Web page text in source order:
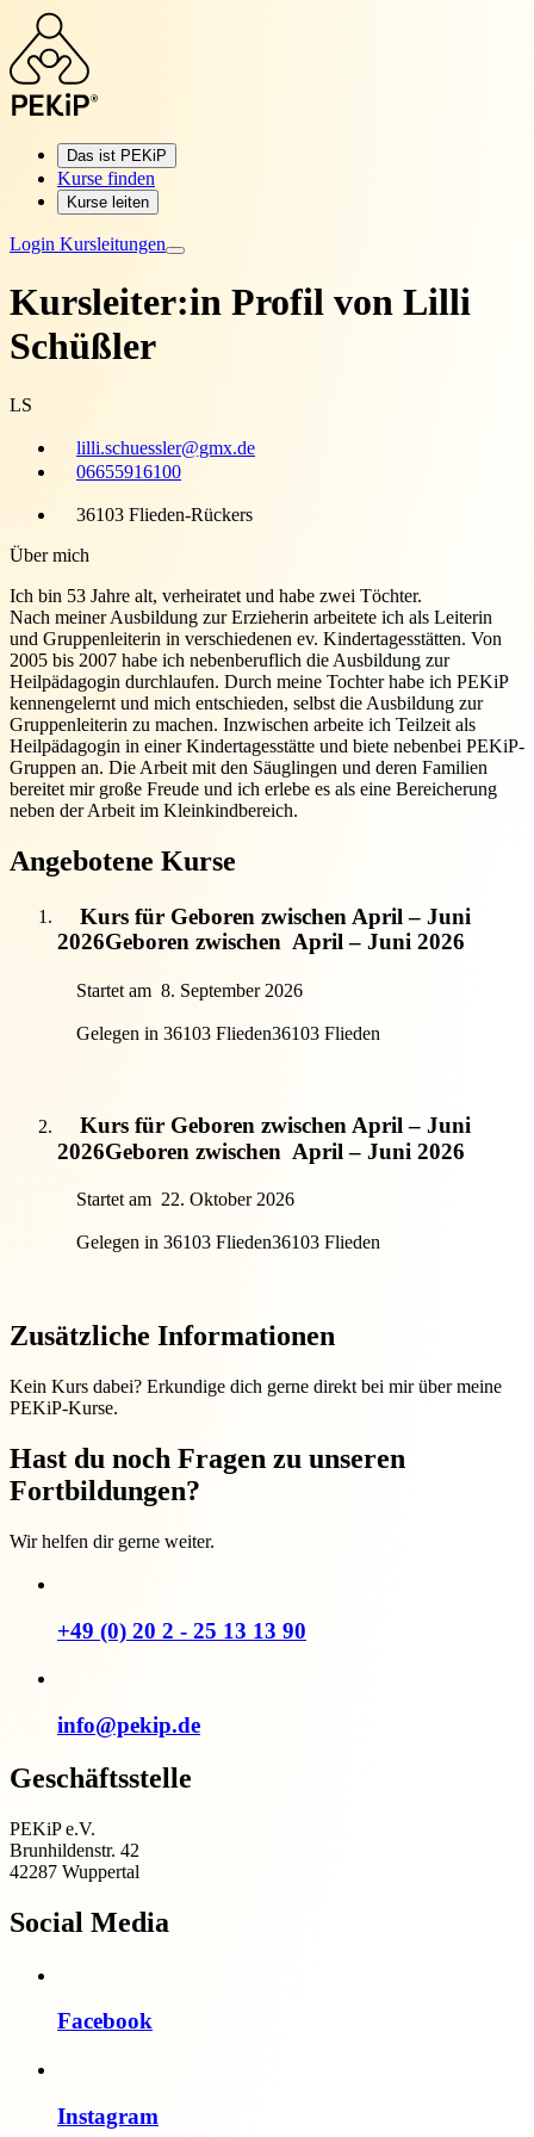
Das ist PEKiP
Kurse finden
Kurse leiten
Login Kursleitungen
Kursleiter:in Profil von Lilli
Schüßler
LS
lilli.schuessler@gmx.de
06655916100
36103 Flieden-Rückers
Über mich
Ich bin 53 Jahre alt, verheiratet und habe zwei Töchter.
Nach meiner Ausbildung zur Erzieherin arbeitete ich als Leiterin
und Gruppenleiterin in verschiedenen ev. Kindertagesstätten. Von
2005 bis 2007 habe ich nebenberuflich die Ausbildung zur
Heilpädagogin durchlaufen. Durch meine Tochter habe ich PEKiP
kennengelernt und mich entschieden, selbst die Ausbildung zur
Gruppenleiterin zu machen. Inzwischen arbeite ich Teilzeit als
Heilpädagogin in einer Kindertagesstätte und biete nebenbei PEKiP-
Gruppen an. Die Arbeit mit den Säuglingen und deren Familien
bereitet mir große Freude und ich erlebe es als eine Bereicherung
neben der Arbeit im Kleinkindbereich.
Angebotene Kurse
Kurs für Geboren zwischen April – Juni
2026Geboren zwischen April – Juni 2026
Startet am 8. September 2026
Gelegen in 36103 Flieden36103 Flieden
Kurs für Geboren zwischen April – Juni
2026Geboren zwischen April – Juni 2026
Startet am 22. Oktober 2026
Gelegen in 36103 Flieden36103 Flieden
Zusätzliche Informationen
Kein Kurs dabei? Erkundige dich gerne direkt bei mir über meine
PEKiP-Kurse.
Hast du noch Fragen zu unseren
Fortbildungen?
Wir helfen dir gerne weiter.
+49 (0) 20 2 - 25 13 13 90
info@pekip.de
Geschäftsstelle
PEKiP e.V.
Brunhildenstr. 42
42287 Wuppertal
Social Media
Facebook
Instagram